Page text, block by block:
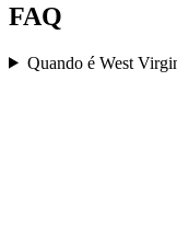
FAQ
Quando é West